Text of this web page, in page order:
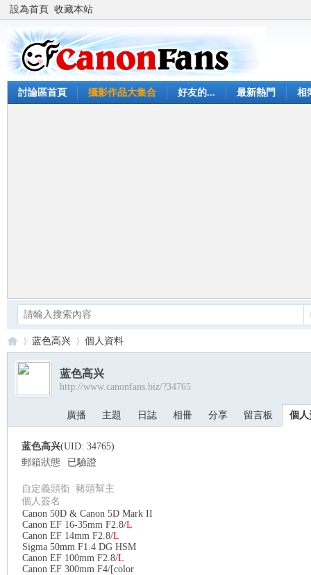
設為首頁 收藏本站
討論區首頁 攝影作品大集合 好友的... 最新熱門 相
Ca›
蓝色高兴 個人資料
蓝色高兴
http://www.canonfans.biz/?34765
廣播 主題 日誌 相冊 分享 留言板 個人
蓝色高兴(UID: 34765)
郵箱狀態
已驗證
自定義頭銜 豬頭幫主
個人簽名
Canon 50D & Canon 5D Mark II
Canon EF 16-35mm F2.8/L
Canon EF 14mm F2.8/L
Sigma 50mm F1.4 DG HSM
Canon EF 100mm F2.8/L
Canon EF 300mm F4/[color